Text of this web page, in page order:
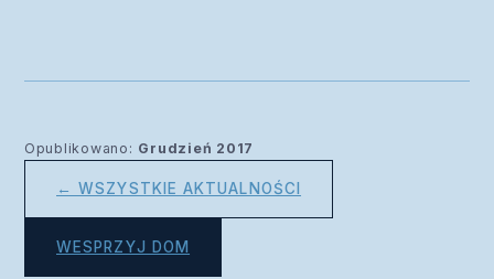
Opublikowano: Grudzień 2017
← WSZYSTKIE AKTUALNOŚCI
WESPRZYJ DOM